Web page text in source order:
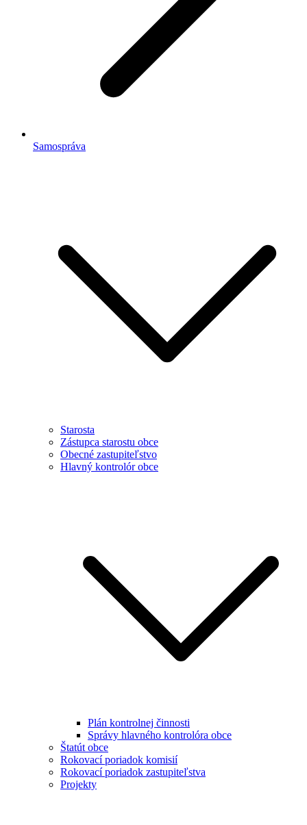
Samospráva
Starosta
Zástupca starostu obce
Obecné zastupiteľstvo
Hlavný kontrolór obce
Plán kontrolnej činnosti
Správy hlavného kontrolóra obce
Štatút obce
Rokovací poriadok komisií
Rokovací poriadok zastupiteľstva
Projekty